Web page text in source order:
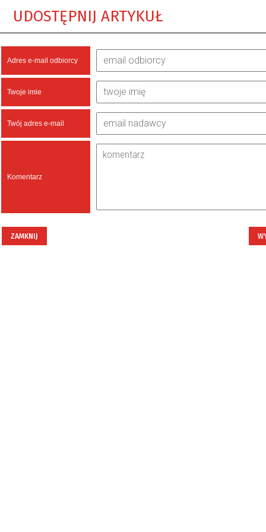
UDOSTĘPNIJ ARTYKUŁ
Adres e-mail odbiorcy
Twoje imie
Twój adres e-mail
Komentarz